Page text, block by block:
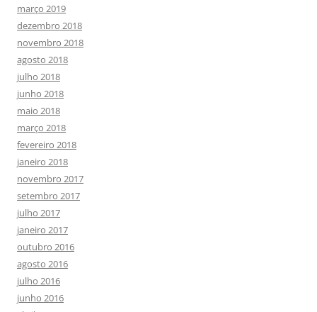
março 2019
dezembro 2018
novembro 2018
agosto 2018
julho 2018
junho 2018
maio 2018
março 2018
fevereiro 2018
janeiro 2018
novembro 2017
setembro 2017
julho 2017
janeiro 2017
outubro 2016
agosto 2016
julho 2016
junho 2016